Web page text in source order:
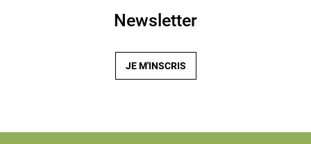
Newsletter
JE M'INSCRIS